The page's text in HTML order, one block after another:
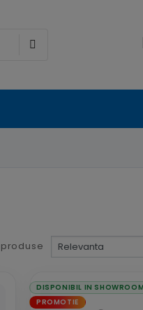
DISPONIBIL IN SHOWROOM
PROMOTIE